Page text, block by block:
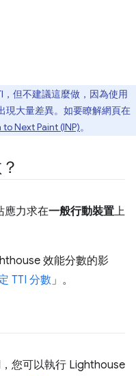
但不建議這麼做，因為使用
現大量差異。如要瞭解網頁在
Next Paint (INP)。
應力求在一般行動裝置上
效能分數的影
TTI 分數 」。
您可以執行 Lighthouse